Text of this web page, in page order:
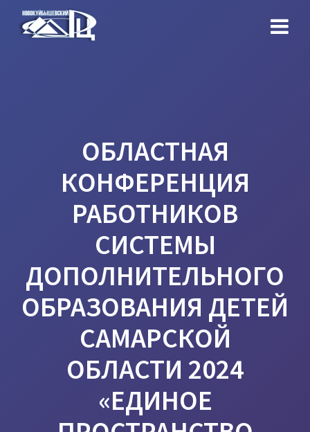
ОБЛАСТНАЯ
КОНФЕРЕНЦИЯ
РАБОТНИКОВ
СИСТЕМЫ
ДОПОЛНИТЕЛЬНОГО
ОБРАЗОВАНИЯ ДЕТЕЙ
САМАРСКОЙ
ОБЛАСТИ 2024
«ЕДИНОЕ